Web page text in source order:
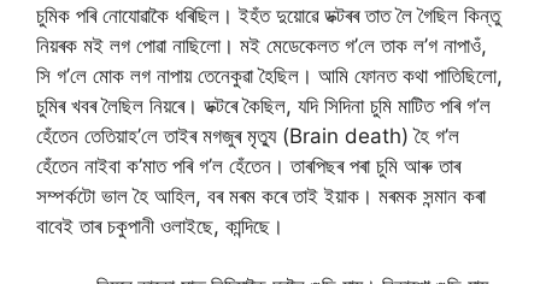
চুমিক পৰি নোযোৱাকৈ ধৰিছিল। ইহঁত দুয়োৱে ডক্টৰৰ তাত লৈ গৈছিল কিন্তু
নিয়ৰক মই লগ পোৱা নাছিলো। মই মেডেকেলত গ’লে তাক ল’গ নাপাওঁ,
সি গ’লে মোক লগ নাপায় তেনেকুৱা হৈছিল। আমি ফোনত কথা পাতিছিলো,
চুমিৰ খবৰ লৈছিল নিয়ৰে। ডক্টৰে কৈছিল, যদি সিদিনা চুমি মাটিত পৰি গ’ল
হেঁতেন তেতিয়াহ’লে তাইৰ মগজুৰ মৃত্যু (Brain death) হৈ গ’ল
হেঁতেন নাইবা ক’মাত পৰি গ’ল হেঁতেন। তাৰপিছৰ পৰা চুমি আৰু তাৰ
সম্পৰ্কটো ভাল হৈ আহিল, বৰ মৰম কৰে তাই ইয়াক। মৰমক সন্মান কৰা
বাবেই তাৰ চকুপানী ওলাইছে, কান্দিছে।